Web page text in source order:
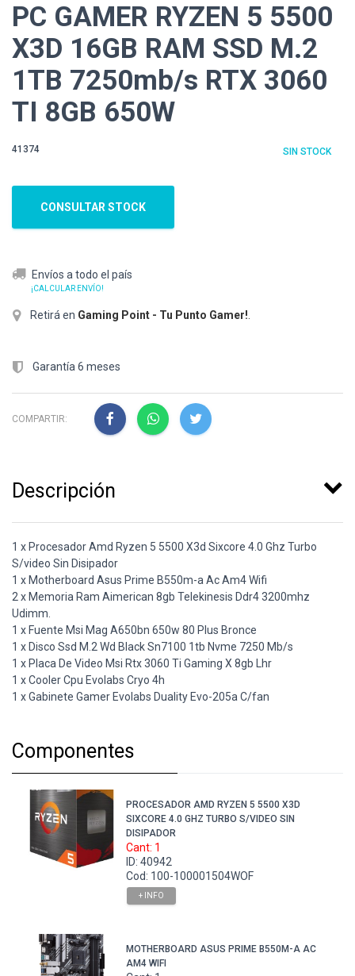
PC GAMER RYZEN 5 5500
X3D 16GB RAM SSD M.2
1TB 7250mb/s RTX 3060
TI 8GB 650W
41374 SIN STOCK
CONSULTAR STOCK
Envíos a todo el país
¡CALCULAR ENVÍO!
Retirá en Gaming Point - Tu Punto Gamer!
Garantía 6 meses
COMPARTIR:
Descripción
1 x Procesador Amd Ryzen 5 5500 X3d Sixcore 4.0 Ghz Turbo
S/video Sin Disipador
1 x Motherboard Asus Prime B550m-a Ac Am4 Wifi
2 x Memoria Ram Aimerican 8gb Telekinesis Ddr4 3200mhz
Udimm.
1 x Fuente Msi Mag A650bn 650w 80 Plus Bronce
1 x Disco Ssd M.2 Wd Black Sn7100 1tb Nvme 7250 Mb/s
1 x Placa De Video Msi Rtx 3060 Ti Gaming X 8gb Lhr
1 x Cooler Cpu Evolabs Cryo 4h
1 x Gabinete Gamer Evolabs Duality Evo-205a C/fan
Componentes
PROCESADOR AMD RYZEN 5 5500 X3D
SIXCORE 4.0 GHZ TURBO S/VIDEO SIN
DISIPADOR
Cant: 1
ID: 40942
Cod: 100-100001504WOF
+ INFO
MOTHERBOARD ASUS PRIME B550M-A AC
AM4 WIFI